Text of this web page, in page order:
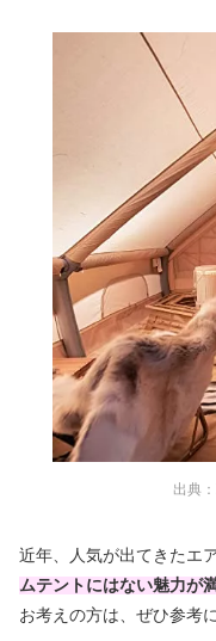
出典：
近年、人気が出てきたエ
ムテントにはない魅力が
お考えの方は、ぜひ参考